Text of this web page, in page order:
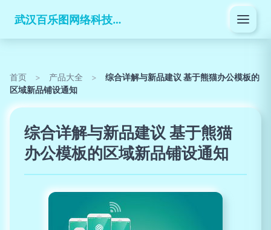
武汉百乐图网络科技有限公司
首页 > 产品大全 >
综合详解与新品建议 基于熊猫办公模板的
区域新品铺设通知
综合详解与新品建议 基于熊猫
办公模板的区域新品铺设通知